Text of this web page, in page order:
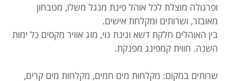
ופרגולה מוצלת לכל אוהל פינת מנגל משלו, מטבחון
מאובזר, ושרותים ומקלחת אישים.
בין האוהלים חלקת דשא וגינת נוי, מזג אוויר מקסים כל ימות
השנה. חווית קמפינג מפנקת.
שרותים במקום: מקלחות מים חמים, מקלחות מים קרים,